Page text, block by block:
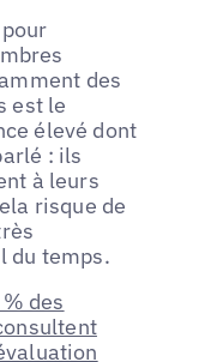
des
est le
élevé dont
: ils
à leurs
risque de
du temps.
des